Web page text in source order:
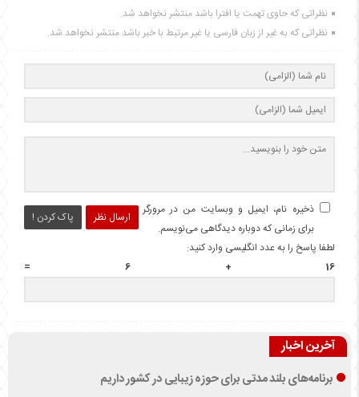
نظراتی که حاوی تهمت یا افترا باشد منتشر نخواهد شد.
نظراتی که به غیر از زبان فارسی یا غیر مرتبط با خبر باشد منتشر نخواهد شد.
ارسال نظر پاک کردن !
ذخیره نام، ایمیل و وبسایت من در مرورگر
برای زمانی که دوباره دیدگاهی می‌نویسم.
لطفا پاسخ را به عدد انگلیسی وارد کنید:
16 + 6 =
آخرین اخبار
برنامه‌های بلند مدتی برای حوزه زیبایی در کشور داریم